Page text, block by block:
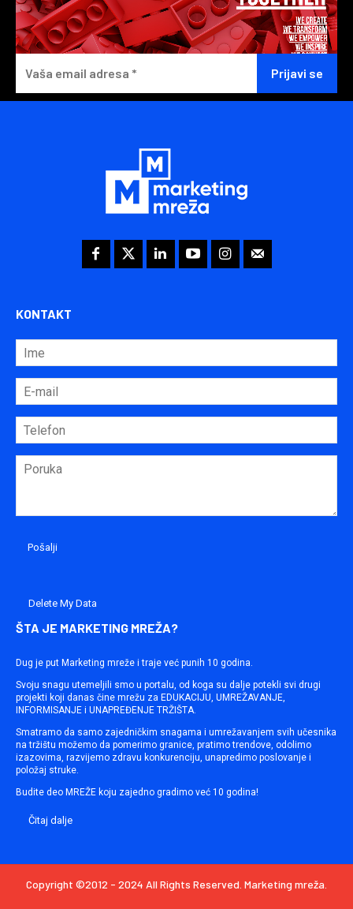
KONTAKT
Delete My Data
ŠTA JE MARKETING MREŽA?
Dug je put Marketing mreže i traje već punih 10 godina.
Svoju snagu utemeljili smo u portalu, od koga su dalje potekli svi drugi
projekti koji danas čine mrežu za EDUKACIJU, UMREŽAVANJE,
INFORMISANJE i UNAPREĐENJE TRŽIŠTA.
Smatramo da samo zajedničkim snagama i umrežavanjem svih učesnika
na tržištu možemo da pomerimo granice, pratimo trendove, odolimo
izazovima, razvijemo zdravu konkurenciju, unapredimo poslovanje i
položaj struke.
Budite deo MREŽE koju zajedno gradimo već 10 godina!
Čitaj dalje
Copyright ©2012 - 2024 All Rights Reserved. Marketing mreža.